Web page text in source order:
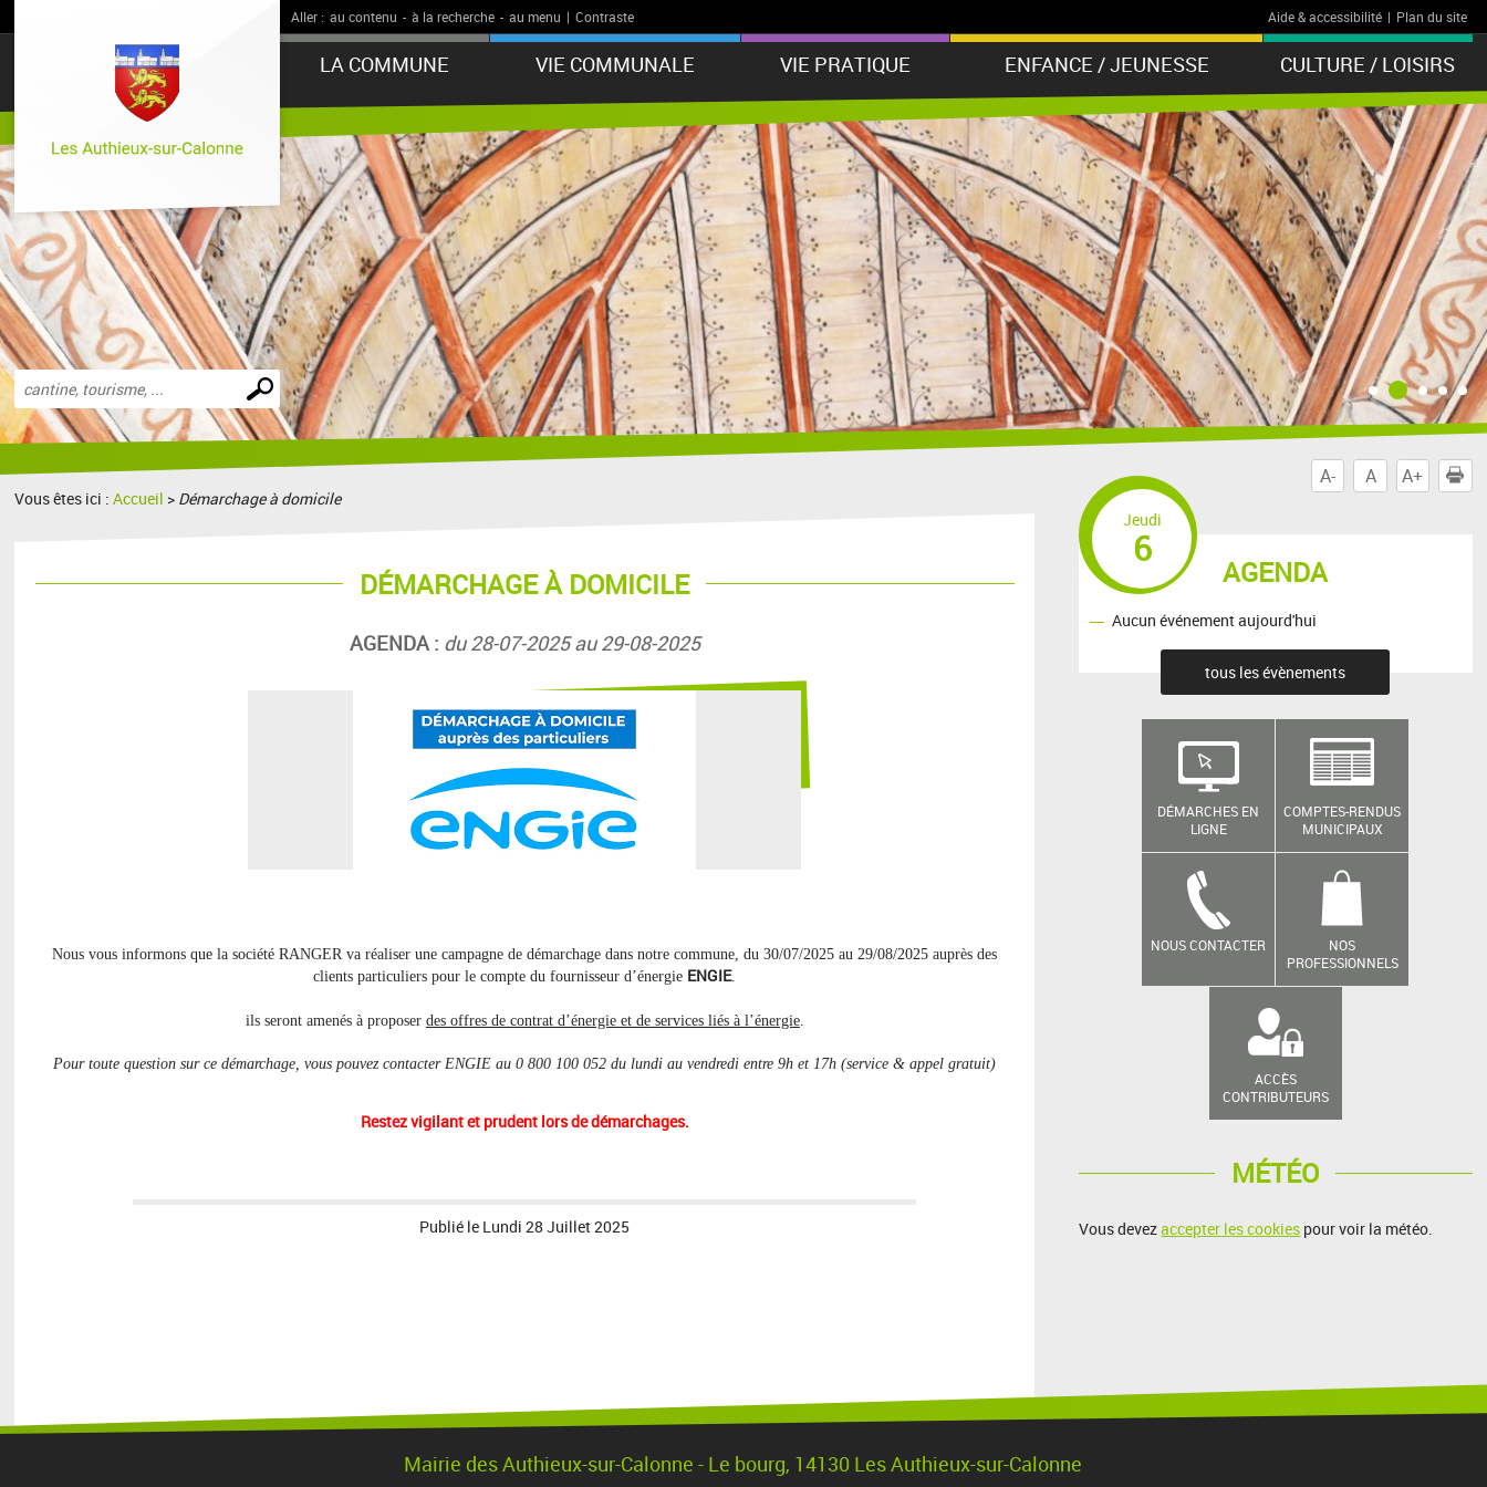
Aller : au contenu - à la recherche - au menu | Contraste Aide & accessibilité | Plan du site
LA COMMUNE VIE COMMUNALE VIE PRATIQUE ENFANCE / JEUNESSE CULTURE / LOISIRS
Effectuer
une
recherche
A- A A+
Vous êtes ici :Accueil > Démarchage à domicile
DÉMARCHAGE À DOMICILE
AGENDA : du 28-07-2025 au 29-08-2025
Nous vous informons que la société RANGER va réaliser une campagne de démarchage dans notre commune, du 30/07/2025 au 29/08/2025 auprès des
clients particuliers pour le compte du fournisseur d’énergie ENGIE.
ils seront amenés à proposer des offres de contrat d’énergie et de services liés à l’énergie.
Pour toute question sur ce démarchage, vous pouvez contacter ENGIE au 0 800 100 052 du lundi au vendredi entre 9h et 17h (service & appel gratuit)
Restez vigilant et prudent lors de démarchages.
Publié le Lundi 28 Juillet 2025
AGENDA
Jeudi
6
Aucun événement aujourd'hui
tous les évènements
DÉMARCHES EN
LIGNE
COMPTES-RENDUS
MUNICIPAUX
NOUS CONTACTER
NOS
PROFESSIONNELS
ACCÈS
CONTRIBUTEURS
MÉTÉO
Vous devezaccepter les cookies pour voir la météo.
Mairie des Authieux-sur-Calonne - Le bourg, 14130 Les Authieux-sur-Calonne